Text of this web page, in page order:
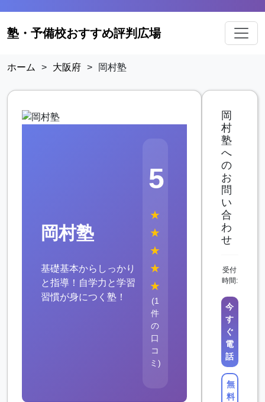
塾・予備校おすすめ評判広場
ホーム > 大阪府 > 岡村塾
岡村塾
基礎基本からしっかり
と指導！自学力と学習
習慣が身につく塾！
5
★
★
★
★
★
(1
件
の
口
コ
ミ)
岡
村
塾
へ
の
お
問
い
合
わ
せ
受付
時間:
今
す
ぐ
電
話
無
料